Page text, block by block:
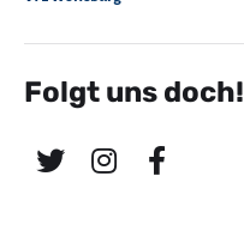
Folgt uns doch!